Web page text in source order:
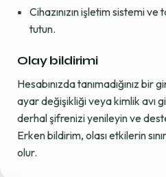
Cihazınızın işletim sistemi ve
tutun.
Olay bildirimi
Hesabınızda tanımadığınız
ayar değişikliği veya kimlik avı
derhal şifrenizi yenileyin ve
Erken bildirim, olası etkilerin
olur.